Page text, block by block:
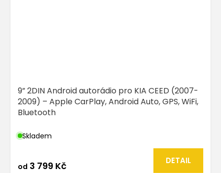
9” 2DIN Android autorádio pro KIA CEED (2007-
2009) – Apple CarPlay, Android Auto, GPS, WiFi,
Bluetooth
Skladem
od 3 799 Kč DETAIL